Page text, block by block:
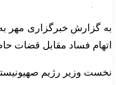
به گزارش خبرگزاری مهر
اتهام فساد مقابل قضات
نخست وزیر رژیم